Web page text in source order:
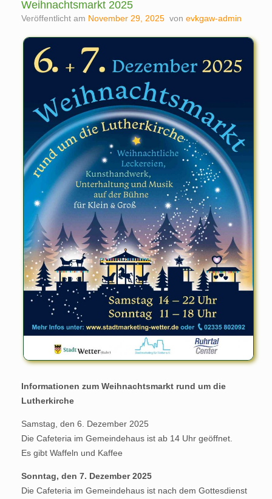
Weihnachtsmarkt 2025
Veröffentlicht am November 29, 2025 von evkgaw-admin
Informationen zum Weihnachtsmarkt rund um die
Lutherkirche
Samstag, den 6. Dezember 2025
Die Cafeteria im Gemeindehaus ist ab 14 Uhr geöffnet.
Es gibt Waffeln und Kaffee
Sonntag, den 7. Dezember 2025
Die Cafeteria im Gemeindehaus ist nach dem Gottesdienst